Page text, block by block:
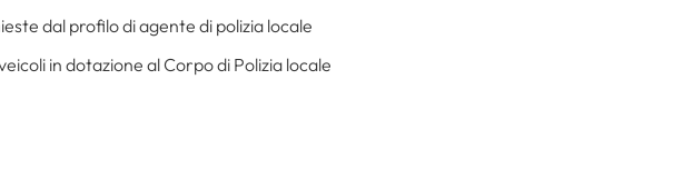
dal profilo di agente di polizia locale
in dotazione al Corpo di Polizia locale